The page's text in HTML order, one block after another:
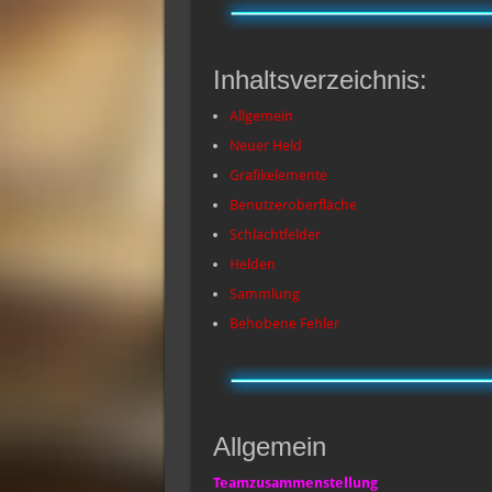
Inhaltsverzeichnis:
Allgemein
Neuer Held
Grafikelemente
Benutzeroberfläche
Schlachtfelder
Helden
Sammlung
Behobene Fehler
Allgemein
Teamzusammenstellung